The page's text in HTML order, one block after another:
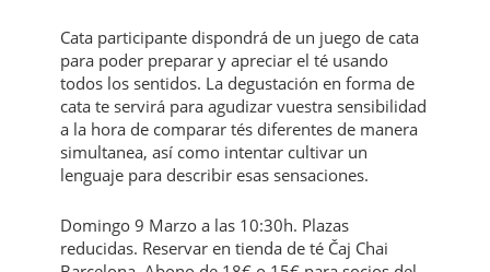
Cata participante dispondrá de un juego de cata
para poder preparar y apreciar el té usando
todos los sentidos. La degustación en forma de
cata te servirá para agudizar vuestra sensibilidad
a la hora de comparar tés diferentes de manera
simultanea, así como intentar cultivar un
lenguaje para describir esas sensaciones.
Domingo 9 Marzo a las 10:30h. Plazas
reducidas. Reservar en tienda de té Čaj Chai